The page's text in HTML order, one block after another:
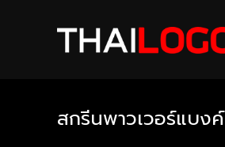
สกรีนพาวเวอร์แบงค์